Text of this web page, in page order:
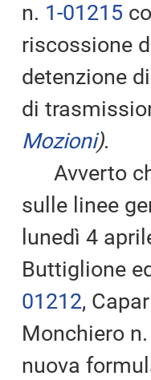
n. 1-01215
riscossione
detenzione
di
Mozioni).
Avverto
sulle linee
lunedì 4
Buttiglione
01212,
Monchiero
nuova